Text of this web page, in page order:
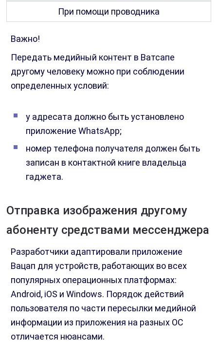
При помощи проводника
Важно!
Передать медийный контент в Ватсапе
другому человеку можно при соблюдении
определенных условий:
у адресата должно быть установлено
приложение WhatsApp;
номер телефона получателя должен быть
записан в контактной книге владельца
гаджета.
Отправка изображения другому
абоненту средствами мессенджера
Разработчики адаптировали приложение
Вацап для устройств, работающих во всех
популярных операционных платформах:
Android, iOS и Windows. Порядок действий
пользователя по части пересылки медийной
информации из приложения на разных ОС
отличается нюансами.